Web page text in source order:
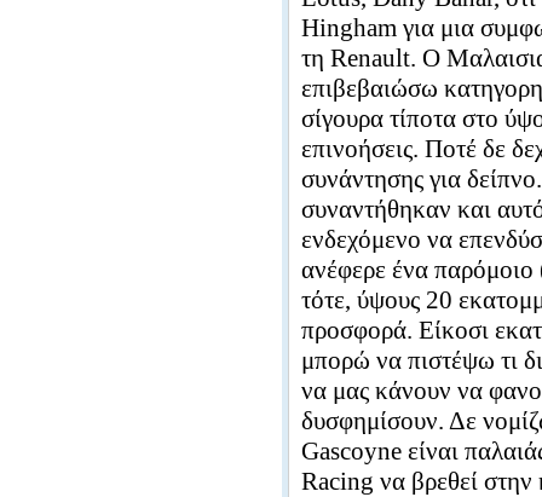
Hingham για μια
τη Renault. Ο
επιβεβαιώσω
σίγουρα τίποτα στο
επινοήσεις. Ποτέ δε
συνάντησης για
συναντήθηκαν και
ενδεχόμενο να
ανέφερε ένα
τότε, ύψους 20
προσφορά. Είκοσι
μπορώ να πιστέψω τι
να μας κάνουν να
δυσφημίσουν. Δε
Gascoyne είναι
Racing να βρεθεί